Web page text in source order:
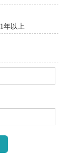
1年以上